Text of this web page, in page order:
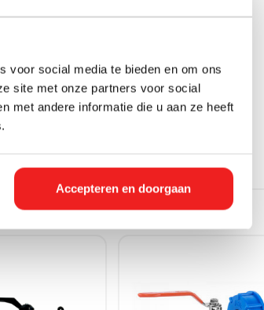
voor social media te bieden en om ons
site met onze partners voor social
met andere informatie die u aan ze heeft
Accepteren en doorgaan